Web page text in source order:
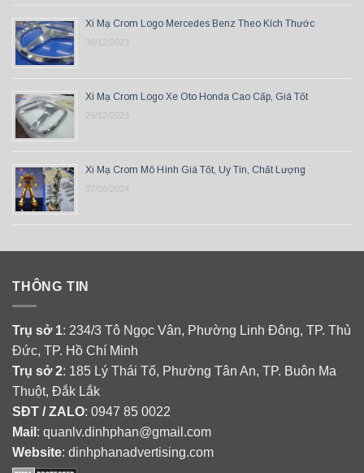
Xi Mạ Crom Logo Mercedes Benz Theo Kích Thước
30/12/2023
Xi Mạ Crom Logo Xe Oto Honda Cao Cấp, Giá Tốt
29/12/2023
Xi Mạ Crom Mô Hình Giá Tốt, Uy Tín, Chất Lượng
07/06/2024
THÔNG TIN
Trụ sở 1: 234/3 Tô Ngọc Vân, Phường Linh Đông, TP. Thủ
Đức, TP. Hồ Chí Minh
Trụ sở 2: 185 Lý Thái Tổ, Phường Tân An, TP. Buôn Ma
Thuột, Đắk Lắk
SĐT / ZALO: 0947 85 0022
Mail : quanlv.dinhphan@gmail.com
Website: dinhphanadvertising.com